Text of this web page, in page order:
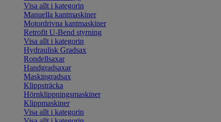
Visa allt i kategorin
Manuella kantmaskiner
Motordrivna kantmaskiner
Retrofit U-Bend styrning
Visa allt i kategorin
Hydraulisk Gradsax
Rondellsaxar
Handgradsaxar
Maskingradsax
Klippsträcka
Hörnklippningsmaskiner
Klippmaskiner
Visa allt i kategorin